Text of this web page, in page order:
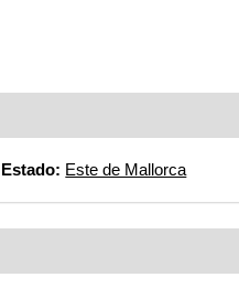
Estado: Este de Mallorca